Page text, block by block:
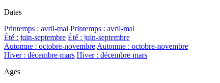
Dates
Printemps : avril-mai Printemps : avril-mai
Été : juin-septembre Été : juin-septembre
Automne : octobre-novembre Automne : octobre-novembre
Hiver : décembre-mars Hiver : décembre-mars
Ages